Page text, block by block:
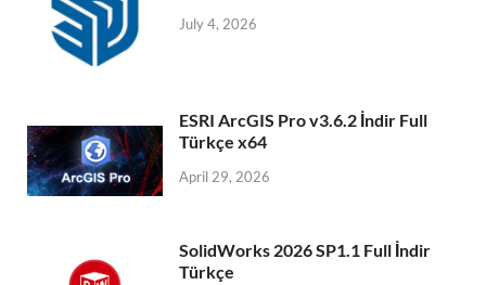
July 4, 2026
ESRI ArcGIS Pro v3.6.2 İndir Full
Türkçe x64
April 29, 2026
SolidWorks 2026 SP1.1 Full İndir
Türkçe